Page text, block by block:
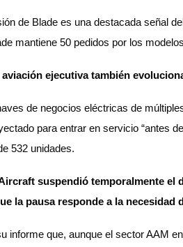
de Blade es una destacada señal
mantiene 50 pedidos por los
ejecutiva también
de negocios eléctricas de
para entrar en servicio “antes
532 unidades.
suspendió temporalmente el
la pausa responde a la necesidad
informe que, aunque el sector AAM